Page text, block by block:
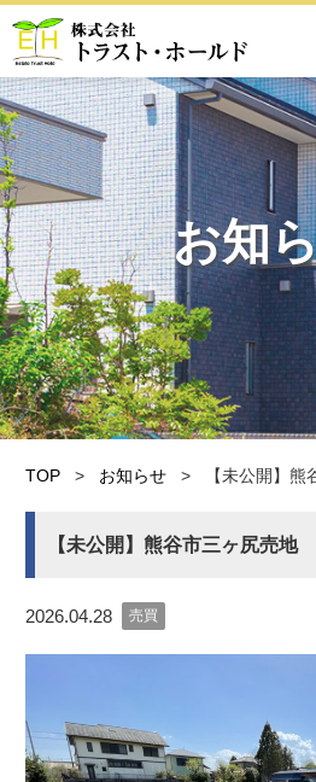
株式会社トラスト・ホールド
お知
TOP > お知らせ > 【未公開】熊
【未公開】熊谷市三ヶ尻売地
2026.04.28 売買